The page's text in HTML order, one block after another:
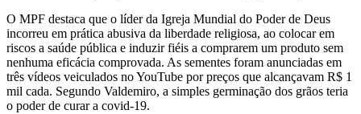
O MPF destaca que o líder da Igreja Mundial do Poder de Deus
incorreu em prática abusiva da liberdade religiosa, ao colocar em
riscos a saúde pública e induzir fiéis a comprarem um produto sem
nenhuma eficácia comprovada. As sementes foram anunciadas em
três vídeos veiculados no YouTube por preços que alcançavam R$ 1
mil cada. Segundo Valdemiro, a simples germinação dos grãos teria
o poder de curar a covid-19.